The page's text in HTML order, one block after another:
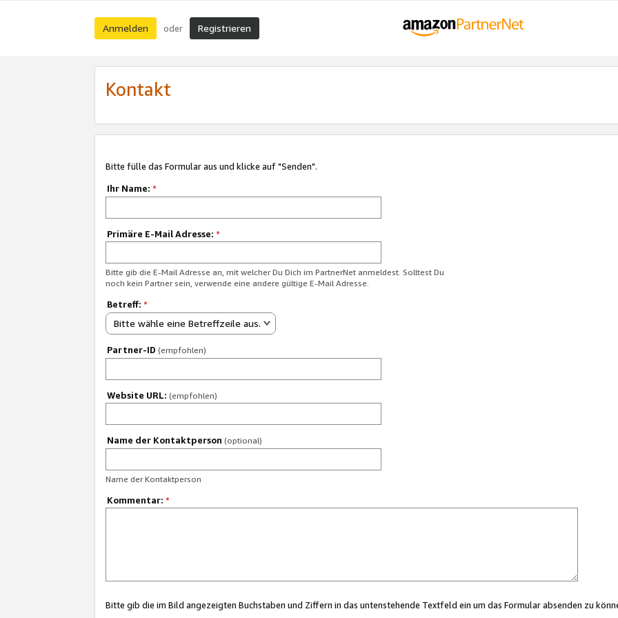
Anmelden oder Registrieren
Kontakt
Bitte fülle das Formular aus und klicke auf "Senden".
Ihr Name: *
Primäre E-Mail Adresse: *
Bitte gib die E-Mail Adresse an, mit welcher Du Dich im PartnerNet anmeldest. Solltest Du
noch kein Partner sein, verwende eine andere gültige E-Mail Adresse.
Betreff: *
Bitte wähle eine Betreffzeile aus.
Partner-ID (empfohlen)
Website URL: (empfohlen)
Name der Kontaktperson (optional)
Name der Kontaktperson
Kommentar: *
Bitte gib die im Bild angezeigten Buchstaben und Ziffern in das untenstehende Textfeld ein um das Formular absenden zu